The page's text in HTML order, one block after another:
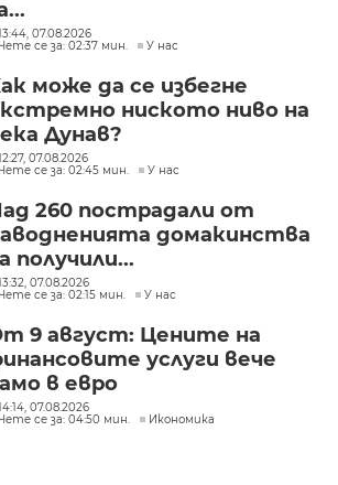
07.08.2026
се за: 02:37 мин.
У нас
може да се избегне
ниското ниво на
Дунав?
07.08.2026
се за: 02:45 мин.
У нас
260 пострадали от
домакинства
получили...
07.08.2026
се за: 02:15 мин.
У нас
9 август: Цените на
услуги вече
в евро
07.08.2026
се за: 04:50 мин.
Икономика